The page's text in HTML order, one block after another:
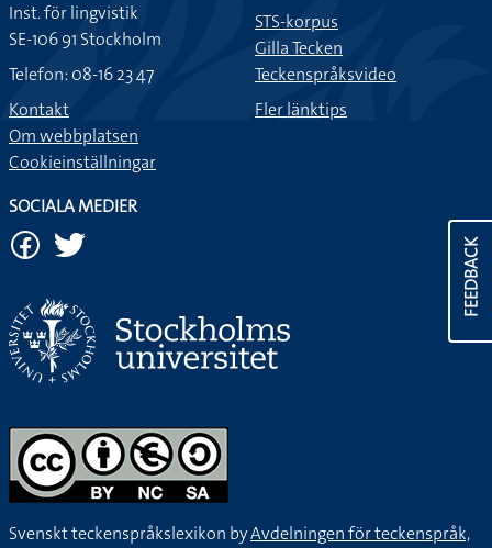
FEEDBACK
Inst. för lingvistik
SE-106 91 Stockholm
Telefon: 08-16 23 47
Kontakt
Om webbplatsen
Cookieinställningar
STS-korpus
Gilla Tecken
Teckenspråksvideo
Fler länktips
SOCIALA MEDIER
Svenskt teckenspråkslexikon byAvdelningen för teckenspråk,